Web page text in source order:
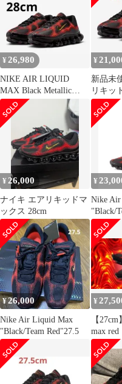
ック チームレッド ブラ
ック 黒 赤 【ブランド
古着ベクトル】【中
古】▲■260713
¥26,980
NIKE AIR LIQUID
MAX Black Metallic
Gold
¥
新品未
リキッ
¥ 26,000
ナイキ エアリキッドマ
ックス 28cm
¥
Nike
"Black/
¥26,000
Nike Air Liquid Max
"Black/Team Red"27.5
¥
【
max red